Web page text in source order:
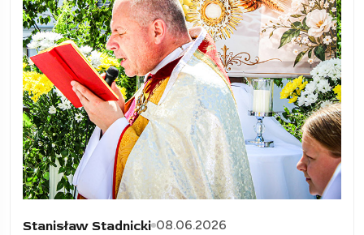
Stanisław Stadnicki 08.06.2026